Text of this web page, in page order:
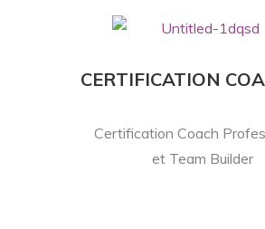
CERTIFICATION
Certification Coach
et Team Builder